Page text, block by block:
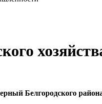
Белгородского